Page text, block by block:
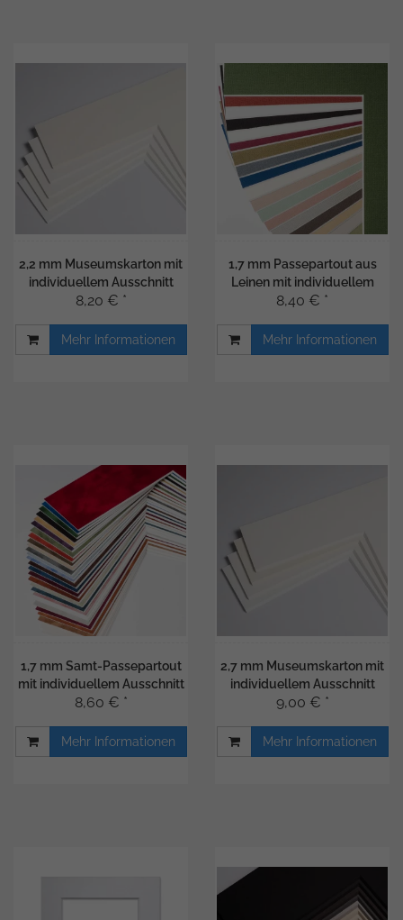
2,2 mm Museumskarton mit
individuellem Ausschnitt
8,20 € *
Mehr Informationen
1,7 mm Passepartout aus
Leinen mit individuellem
Ausschnitt
8,40 € *
Mehr Informationen
1,7 mm Samt-Passepartout
mit individuellem Ausschnitt
8,60 € *
Mehr Informationen
2,7 mm Museumskarton mit
individuellem Ausschnitt
9,00 € *
Mehr Informationen